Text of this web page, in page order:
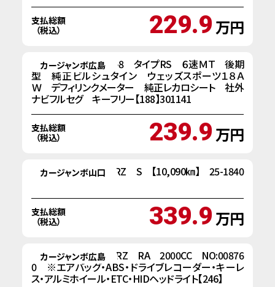
支払総額
（税込）
229.9万円
カージャンボ広島
H２０y マツダ RX-8 タイプRS ６速ＭＴ 後期
型 純正ビルシュタイン ウェッズスポーツ１８Ａ
Ｗ デフィリンクメーター 純正レカロシート 社外
ナビフルセグ キーフリー【188】301141
支払総額
（税込）
239.9万円
カージャンボ山口
R5年式 スバル BRZ S 【10,090㎞】 25-1840
支払総額
（税込）
339.9万円
カージャンボ広島
H２５年式 スバルBRZ RA 2000CC NO:00876
0 ※エアバッグ・ABS・ドライブレコーダー・キーレ
ス・アルミホイール・ETC・HIDヘッドライト【246】